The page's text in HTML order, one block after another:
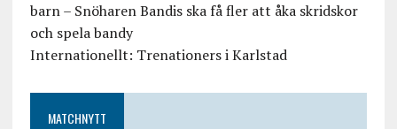
barn – Snöharen Bandis ska få fler att åka skridskor
och spela bandy
Internationellt: Trenationers i Karlstad
MATCHNYTT